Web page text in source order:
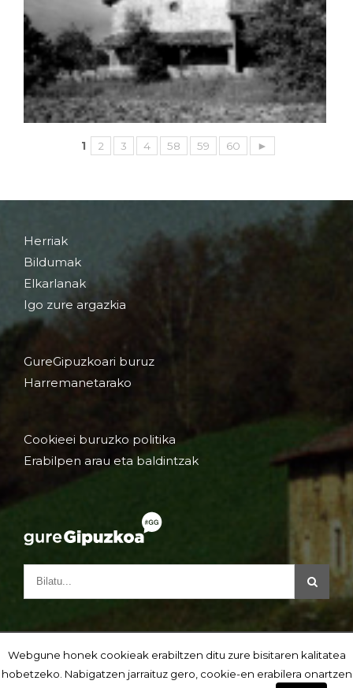
1 2 3 4 58 59 60 ►
Herriak
Bildumak
Elkarlanak
Igo zure argazkia
GureGipuzkoari buruz
Harremanetarako
Cookieei buruzko politika
Erabilpen arau eta baldintzak
Webgune honek cookieak erabiltzen ditu zure bisitaren kalitatea
hobetzeko. Nabigatzen jarraituz gero, cookie-en erabilera onartzen